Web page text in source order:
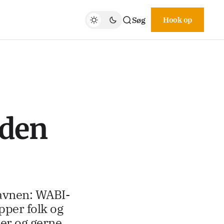
Søg Hook op
WABI-
folk og